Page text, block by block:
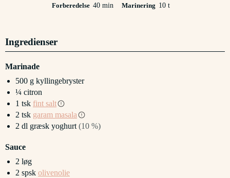
Forberedelse 40minutter
min Marinering 10timer
t
Ingredienser
Marinade
500 g kyllingebryster
¼ citron
1 tsk fint salt
2 tsk garam masala
2 dl græsk yoghurt (10 %)
Sauce
2 løg
2 spsk olivenolie